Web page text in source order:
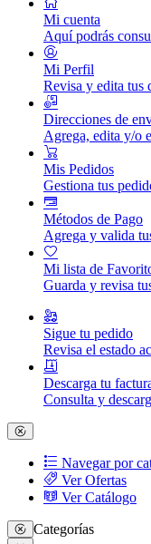
Mi cuenta
Aquí podrás
Mi Perfil
Revisa y edita tus
Direcciones de
Agrega, edita y/o
Mis Pedidos
Gestiona tus
Métodos de Pago
Agrega y valida
Mi lista de
Guarda y revisa
Sigue tu pedido
Revisa el estado
Descarga tu
Consulta y
Navegar por
Ver Ofertas
Ver Catálogo
Categorías